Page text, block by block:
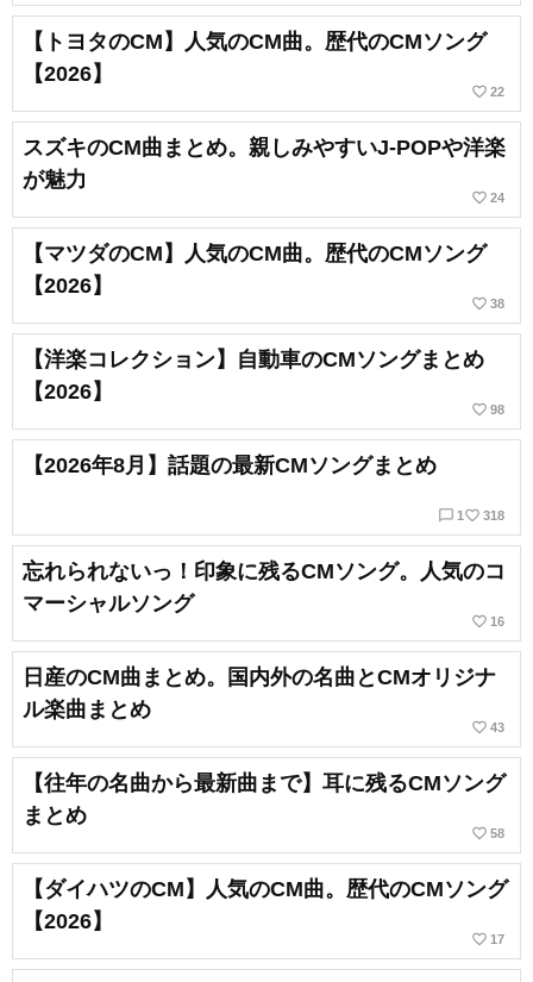
【トヨタのCM】人気のCM曲。歴代のCMソング
【2026】
favorite_border 22
スズキのCM曲まとめ。親しみやすいJ-POPや洋楽
が魅力
favorite_border 24
【マツダのCM】人気のCM曲。歴代のCMソング
【2026】
favorite_border 38
【洋楽コレクション】自動車のCMソングまとめ
【2026】
favorite_border 98
【2026年8月】話題の最新CMソングまとめ
chat_bubble_outline 1 favorite_border 318
忘れられないっ！印象に残るCMソング。人気のコ
マーシャルソング
favorite_border 16
日産のCM曲まとめ。国内外の名曲とCMオリジナ
ル楽曲まとめ
favorite_border 43
【往年の名曲から最新曲まで】耳に残るCMソング
まとめ
favorite_border 58
【ダイハツのCM】人気のCM曲。歴代のCMソング
【2026】
favorite_border 17